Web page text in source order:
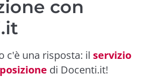
con
c'è una risposta: il servizio
di Docenti.it!